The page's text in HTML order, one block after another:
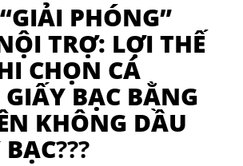
PHÓNG”
TRỢ: LỢI THẾ
CHỌN CÁ
BẠC BẰNG
KHÔNG DẦU
?‍??